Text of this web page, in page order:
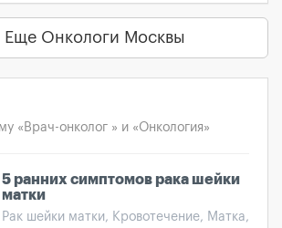
Еще Онкологи Москвы
«Врач-онколог » и «Онкология»
5 ранних симптомов рака шейки
матки
Рак шейки матки, Кровотечение, Матка,